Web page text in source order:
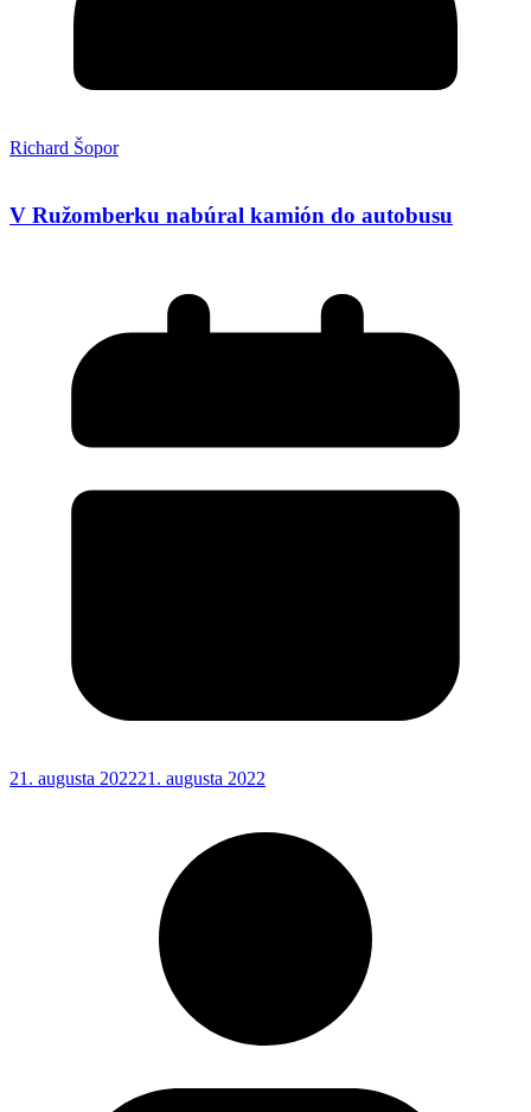
Richard Šopor
V Ružomberku nabúral kamión do autobusu
21. augusta 202221. augusta 2022